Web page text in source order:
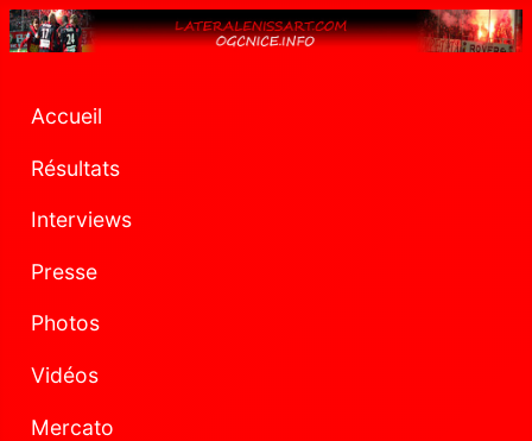
Accueil
Résultats
Interviews
Presse
Photos
Vidéos
Mercato